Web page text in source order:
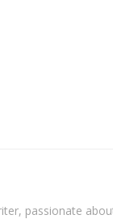
passionate